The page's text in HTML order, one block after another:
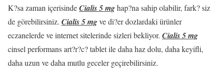
K?sa zaman içerisindeCialis 5 mghap?na sahip olabilir, fark? siz
de görebilirsiniz. Cialis 5 mgve di?er dozlardaki ürünler
eczanelerde ve internet sitelerinde sizleri bekliyor. Cialis 5 mg
cinsel performans art?r?c? tablet ile daha haz dolu, daha keyifli,
daha uzun ve daha mutlu geceler geçirebilirsiniz.